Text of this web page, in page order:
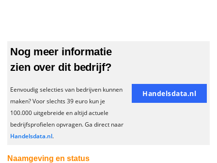
Nog meer informatie
zien over dit bedrijf?
Eenvoudig selecties van bedrijven kunnen
maken? Voor slechts 39 euro kun je
100.000 uitgebreide en altijd actuele
bedrijfsprofielen opvragen. Ga direct naar
Handelsdata.nl.
Handelsdata.nl
Naamgeving en status